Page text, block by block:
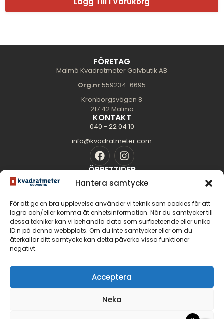
Hantera samtycke
För att ge en bra upplevelse använder vi teknik som cookies för att
lagra och/eller komma åt enhetsinformation. När du samtycker till
dessa tekniker kan vi behandla data som surfbeteende eller unika
ID:n på denna webbplats. Om du inte samtycker eller om du
återkallar ditt samtycke kan detta påverka vissa funktioner
negativt.
Acceptera
Neka
FÖRETAG
Malmö Kvadratmeter Golvbutik AB
Org.nr 559234-6695
Kronborgsvägen 8
217 42 Malmö
KONTAKT
040 - 22 04 10
info@kvadratmeter.com
ÖPPETTIDER
Mån-Tors: 10.00 - 18.00
Lördag: 11.00 - 14.00
Söndag: Stängt
SIDOR
Golvguiden
Kontakt
GOLV
Massiva trägolv
Parkettgolv